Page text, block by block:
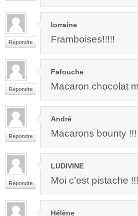
Répondre
lorraine
Framboises!!!!!
Répondre
Fafouche
Macaron chocolat
Répondre
André
Macarons bounty !!!
Répondre
LUDIVINE
Moi c’est pistache
Hélène